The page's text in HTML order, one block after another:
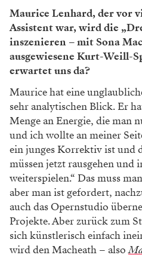
Maurice Lenhard, der vor
Assistent war, wird die
inszenieren – mit Sona
ausgewiesene Kurt-Weill-
erwartet uns da?
Maurice hat eine
sehr analytischen Blick. Er
Menge an Energie, die man
und ich wollte an meiner
ein junges Korrektiv ist und
müssen jetzt rausgehen und
weiterspielen.“ Das muss
aber man ist gefordert,
auch das Opernstudio
Projekte. Aber zurück zum
sich künstlerisch einfach
wird den Macheath – also